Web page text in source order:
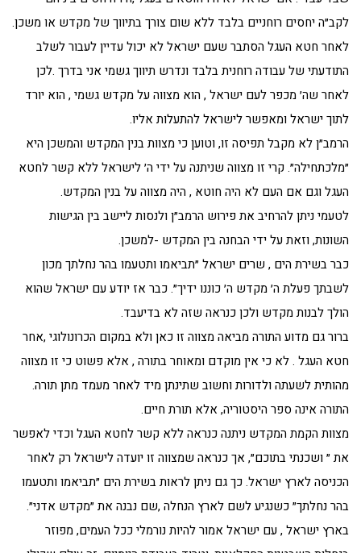
לקב״ה יחסים רוחניים בלבד ללא שום צורך בתיווך של מקדש או משכן.
לאחר חטא העגל הסתבר שעם ישראל לא יכול עדיין לעבור לשלב
התודעתי של עבודה רוחנית בלבד ונדרש תיווך גשמי אני בדרך .לכן
לאחר שה׳ מכפר לעם ישראל , הוא מצווה על מקדש גשמי , הוא יורד
לתוך ישראל ומאפשר לישראל להתעלות אליו.
הרמב״ן לא מקבל תפיסה זו, וטוען כי מצוות בנין המקדש והמשכן היא
״מלכתחילה״. קרי זו מצווה שניתנה על ידי ה׳ לישראל ללא קשר לחטא
העגל וגם אם העם לא היה חוטא , היה מצווה על בנין המקדש.
לטעמי ניתן להרחיב את פירוש הרמב״ן ולנסות ליישב בין הגישות
השונות, וזאת על ידי הבחנה בין המקדש -למשכן.
כבר בשירת הים , שרים ישראל ״תביאמו ותטעמו בהר נחלתך מכון
לשבתך פעלת ה׳ מקדש ה׳ כוננו ידיך״. כבר אז יודע עם ישראל שהוא
הולך לבנות מקדש ולכן כנראה שזה לא בדיעבד.
ברור גם מדוע התורה מביאה מצווה זו כאן ולא במקום הכרונולוגי ,אחר
חטא העגל . לא כי אין מוקדם ומאוחר בתורה , אלא פשוט כי זו מצווה
מהותית לשעתה ולדורות וחשוב שתינתן מיד לאחר מעמד מתן תורה.
התורה אינה ספר היסטוריה, אלא תורת חיים.
מצוות הקמת המקדש ניתנה כנראה ללא קשר לחטא העגל וכדי לאפשר
את ״ ושכנתי בתוכם״, אך כנראה שמצווה זו יועדה לישראל רק לאחר
הכניסה לארץ ישראל. כך גם ניתן לראות בשירת הים ״תביאמו ותטעמו
בהר נחלתך״ כשנגיע לשם לארץ הנחלה ,שם נבנה את ״מקדש אדני״.
בארץ ישראל , עם ישראל אמור להיות נורמלי ככל העמים, מפוזר